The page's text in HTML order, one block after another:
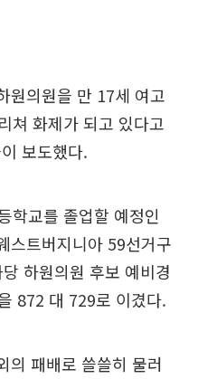
원의원을 만 17세 여고
쳐 화제가 되고 있다고
보도했다.
학교를 졸업할 예정인
스트버지니아 59선거구
하원의원 후보 예비경
872 대 729로 이겼다.
의 패배로 쓸쓸히 물러